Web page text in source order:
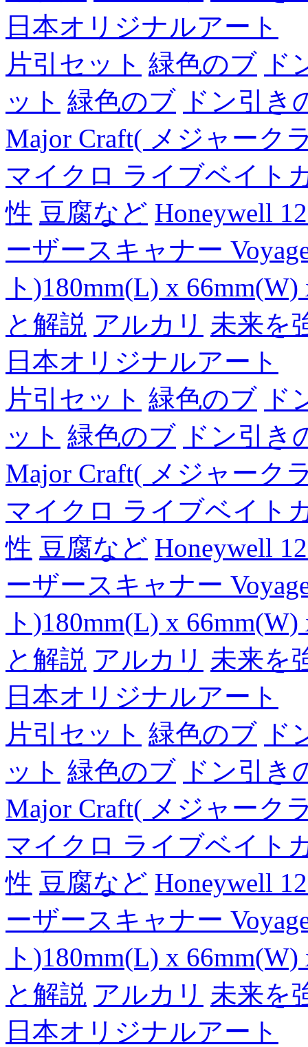
日本オリジナルアート
片引セット 緑色のブ ド
ット 緑色のブ ドン引き
Major Craft( メジャーク
マイクロ ライブベイト
性 豆腐など Honeywell
ーザースキャナー
ト)180mm(L) x
と解説 アルカリ 未来を
日本オリジナルアート
片引セット 緑色のブ ド
ット 緑色のブ ドン引き
Major Craft( メジャーク
マイクロ ライブベイト
性 豆腐など Honeywell
ーザースキャナー
ト)180mm(L) x
と解説 アルカリ 未来を
日本オリジナルアート
片引セット 緑色のブ ド
ット 緑色のブ ドン引き
Major Craft( メジャーク
マイクロ ライブベイト
性 豆腐など Honeywell
ーザースキャナー
ト)180mm(L) x
と解説 アルカリ 未来を
日本オリジナルアート